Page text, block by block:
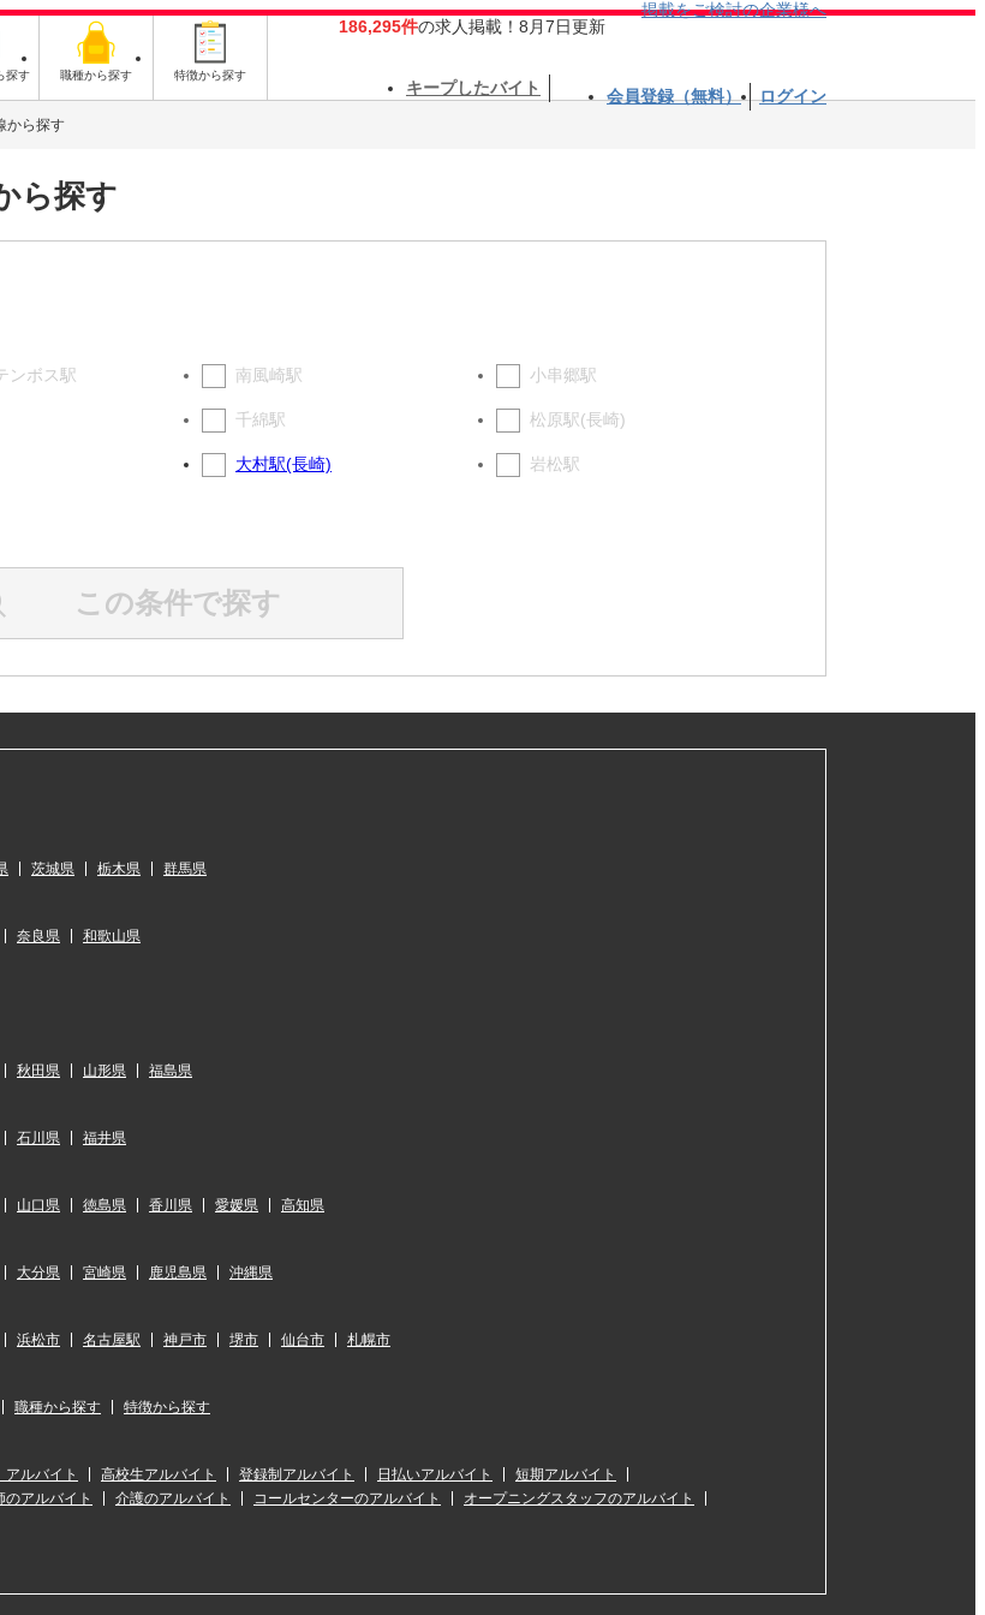
探す 職種から探す 特徴から探す
186,295件の求人掲載！8月7日更新
掲載をご検討の企業様へ
キープしたバイト 会員登録（無料） ログイン
から探す
ら探す
ンボス駅 南風崎駅 小串郷駅
千綿駅 松原駅(長崎)
大村駅(長崎) 岩松駅
この条件で探す
茨城県 栃木県 群馬県
奈良県 和歌山県
秋田県 山形県 福島県
石川県 福井県
山口県 徳島県 香川県 愛媛県 高知県
大分県 宮崎県 鹿児島県 沖縄県
浜松市 名古屋駅 神戸市 堺市 仙台市 札幌市
職種から探す 特徴から探す
ルバイト 高校生アルバイト 登録制アルバイト 日払いアルバイト
短期アルバイト
のアルバイト 介護のアルバイト コールセンターのアルバイト
オープニングスタッフのアルバイト